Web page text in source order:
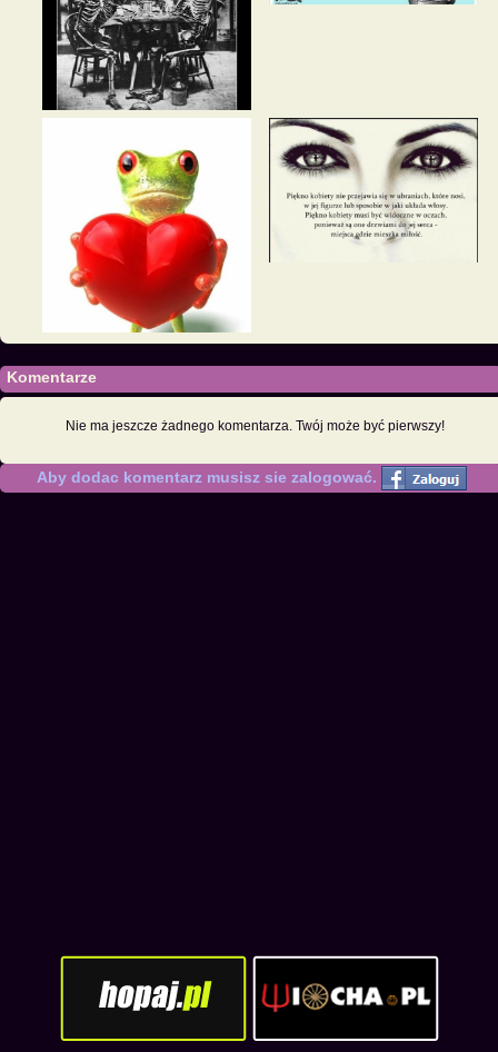
Komentarze
Nie ma jeszcze żadnego komentarza. Twój może być pierwszy!
Aby dodac komentarz musisz sie zalogować.